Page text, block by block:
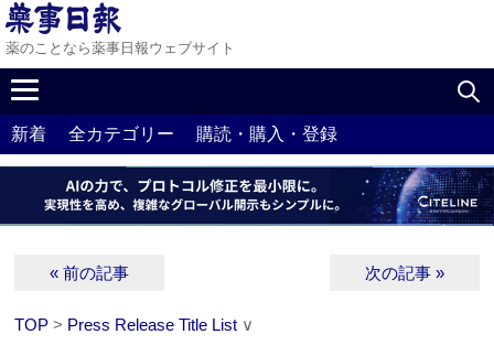
薬のことなら薬事日報ウェブサイト
新着 全カテゴリー 購読・購入・登録
« 前の記事 次の記事 »
TOP > Press Release Title List ∨